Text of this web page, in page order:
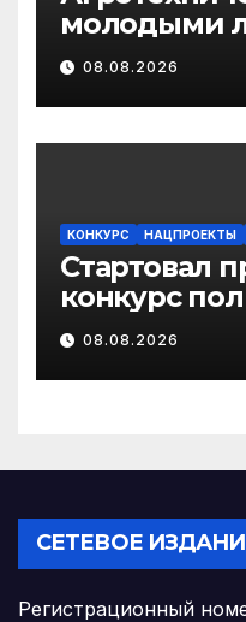
молодыми
Поморья
площади
гектаров
08.08.2026
КОНКУРС НАЦПРОЕКТЫ
Стартовал
конкурс
видео «Отец
08.08.2026
СЕТЕВОЕ
Регистрационный